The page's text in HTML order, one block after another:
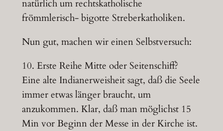
natürlich um rechtskatholische
frömmlerisch- bigotte Streberkatholiken.
Nun gut, machen wir einen Selbstversuch:
10. Erste Reihe Mitte oder Seitenschiff?
Eine alte Indianerweisheit sagt, daß die Seele
immer etwas länger braucht, um
anzukommen. Klar, daß man möglichst 15
Min vor Beginn der Messe in der Kirche ist.